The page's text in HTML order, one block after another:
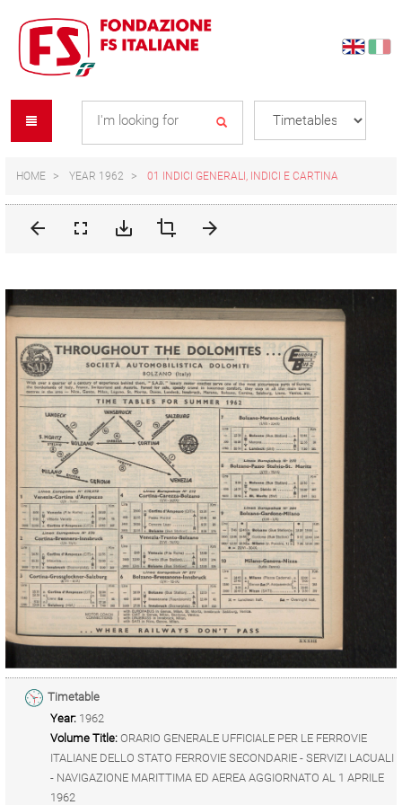
content
navigation
menu
HOME YEAR 1962 01 INDICI GENERALI, INDICI E CARTINA
Timetable
Year: 1962
Volume Title: ORARIO GENERALE UFFICIALE PER LE FERROVIE
ITALIANE DELLO STATO FERROVIE SECONDARIE - SERVIZI LACUALI
- NAVIGAZIONE MARITTIMA ED AEREA AGGIORNATO AL 1 APRILE
1962